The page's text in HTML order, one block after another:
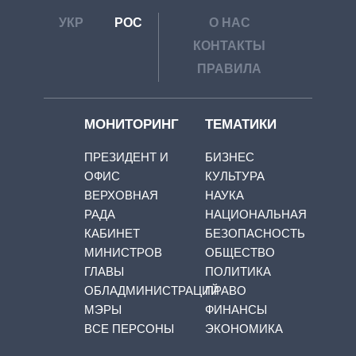
УКР РОС
О НАС
КОНТАКТЫ
ПРАВИЛА
МОНИТОРИНГ
ПРЕЗИДЕНТ И
ОФИС
ВЕРХОВНАЯ
РАДА
КАБИНЕТ
МИНИСТРОВ
ГЛАВЫ
ОБЛАДМИНИСТРАЦИЙ
МЭРЫ
ВСЕ ПЕРСОНЫ
ТЕМАТИКИ
БИЗНЕС
КУЛЬТУРА
НАУКА
НАЦИОНАЛЬНАЯ
БЕЗОПАСНОСТЬ
ОБЩЕСТВО
ПОЛИТИКА
ПРАВО
ФИНАНСЫ
ЭКОНОМИКА